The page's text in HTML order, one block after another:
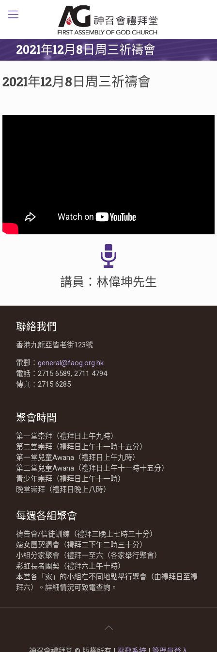
2021年12月8日周三祈禱會
2021年12月8日周三祈禱會
講員：林偉坤先生
聯絡我們
香港九龍亞皆老街123號
電郵： general@faog.org.hk
電話：2715 6589, 2711 4794
傳真：2715 6285
聚會時間
第一堂崇拜（禮拜日上午九時）
第二堂崇拜（禮拜日上午十一時十五分）
第一堂兒童Awana（禮拜日上午九時）
第二堂兒童Awana（禮拜日上午十一時十五分）
青少年崇拜（禮拜日上午十一時）
晚堂崇拜（禮拜日晚上八時）
每週各組聚會
禱告會/信徒訓練（禮拜三晚上七時三十分）
婦女團契週會（禮拜二下午二時三十分）
小組分家聚會（禮拜一至六（各家舉行聚會）
彩虹長者團契（禮拜六上午十時）
本堂各「家」的小組在不同地點舉行聚會（由禮拜日至禮
拜六）。詳細情況可致電查詢。